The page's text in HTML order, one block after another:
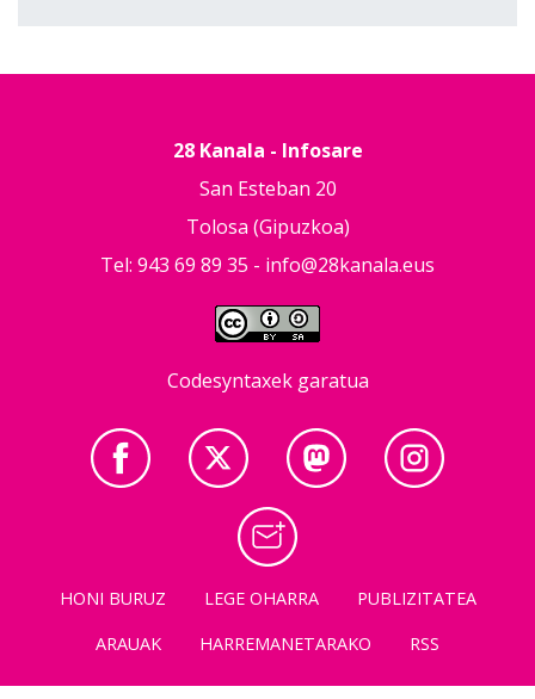
28 Kanala - Infosare
San Esteban 20
Tolosa (Gipuzkoa)
Tel: 943 69 89 35 - info@28kanala.eus
Codesyntaxek garatua
HONI BURUZ LEGE OHARRA
PUBLIZITATEA
ARAUAK
HARREMANETARAKO RSS